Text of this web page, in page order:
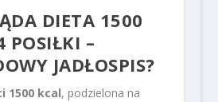
DIETA 1500
POSIŁKI –
JADŁOSPIS?
1500 kcal, podzielona na